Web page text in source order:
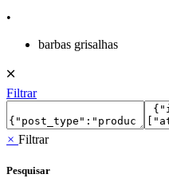
•
barbas grisalhas
🞪
Filtrar
× Filtrar
Pesquisar